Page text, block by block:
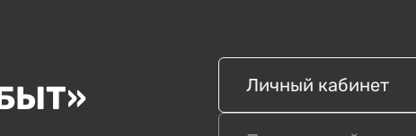
Личный кабинет